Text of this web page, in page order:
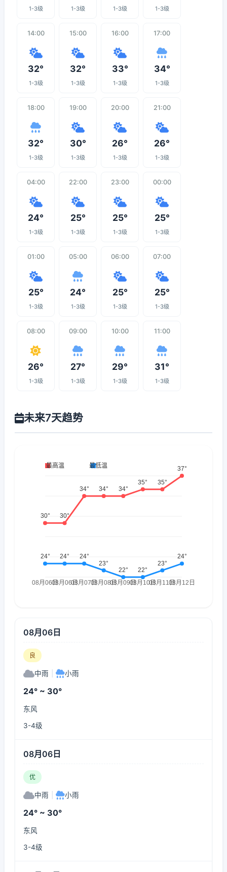
1-3级 1-3级 1-3级 1-3级
14:00
32°
1-3级
15:00
32°
1-3级
16:00
33°
1-3级
17:00
34°
1-3级
18:00
32°
1-3级
19:00
30°
1-3级
20:00
26°
1-3级
21:00
26°
1-3级
04:00
24°
1-3级
22:00
25°
1-3级
23:00
25°
1-3级
00:00
25°
1-3级
01:00
25°
1-3级
05:00
24°
1-3级
06:00
25°
1-3级
07:00
25°
1-3级
08:00
26°
1-3级
09:00
27°
1-3级
10:00
29°
1-3级
11:00
31°
1-3级
未来7天趋势
08月06日
良
中雨 小雨
24° ~ 30°
东风
3-4级
08月06日
优
中雨 小雨
24° ~ 30°
东风
3-4级